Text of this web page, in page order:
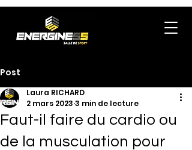
Post
Faut-il faire du cardio ou
de la musculation pour
Laura RICHARD
2 mars 2023 3 min de lecture